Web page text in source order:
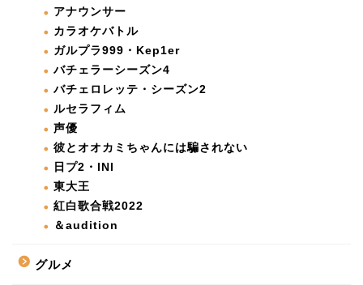
アナウンサー
カラオケバトル
ガルプラ999・Kep1er
バチェラーシーズン4
バチェロレッテ・シーズン2
ルセラフィム
声優
彼とオオカミちゃんには騙されない
日プ2・INI
東大王
紅白歌合戦2022
＆audition
グルメ